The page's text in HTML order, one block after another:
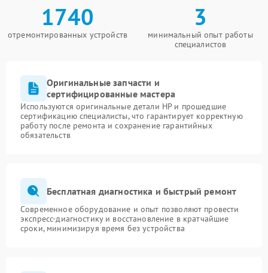
1740
отремонтированных устройств
3
минимальный опыт работы
специалистов
Оригинальные запчасти и
сертифицированные мастера
Используются оригинальные детали HP и прошедшие
сертификацию специалисты, что гарантирует корректную
работу после ремонта и сохранение гарантийных
обязательств
Бесплатная диагностика и быстрый ремонт
Современное оборудование и опыт позволяют провести
экспресс-диагностику и восстановление в кратчайшие
сроки, минимизируя время без устройства